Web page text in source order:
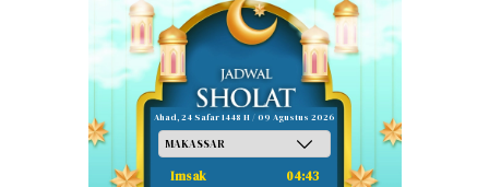
Ahad, 24 Safar 1448 H / 09 Agustus 2026
Imsak 04:43